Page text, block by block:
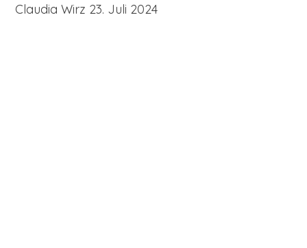
Claudia Wirz 23. Juli 2024